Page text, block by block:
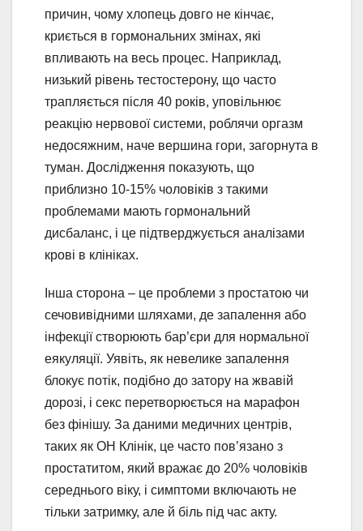
причин, чому хлопець довго не кінчає,
криється в гормональних змінах, які
впливають на весь процес. Наприклад,
низький рівень тестостерону, що часто
трапляється після 40 років, уповільнює
реакцію нервової системи, роблячи оргазм
недосяжним, наче вершина гори, загорнута в
туман. Дослідження показують, що
приблизно 10-15% чоловіків з такими
проблемами мають гормональний
дисбаланс, і це підтверджується аналізами
крові в клініках.
Інша сторона – це проблеми з простатою чи
сечовивідними шляхами, де запалення або
інфекції створюють бар’єри для нормальної
еякуляції. Уявіть, як невелике запалення
блокує потік, подібно до затору на жвавій
дорозі, і секс перетворюється на марафон
без фінішу. За даними медичних центрів,
таких як ОН Клінік, це часто пов’язано з
простатитом, який вражає до 20% чоловіків
середнього віку, і симптоми включають не
тільки затримку, але й біль під час акту.